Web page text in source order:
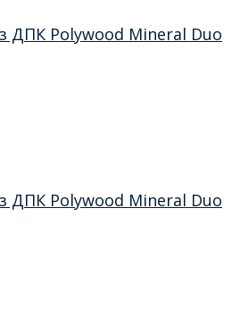
ДПК Polywood Mineral Duo
ДПК Polywood Mineral Duo